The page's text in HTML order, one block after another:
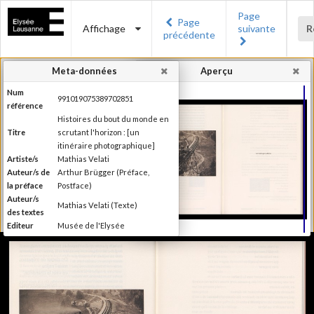
Affichage
Page
précédente
Page
suivante
Aperçu
Meta-données
Num
référence
991019075389702851
Titre
Histoires du bout du monde en
scrutant l'horizon : [un
itinéraire photographique]
Artiste/s
Mathias Velati
Auteur/s de
la préface
Arthur Brügger (Préface,
Postface)
Auteur/s
des textes
Mathias Velati (Texte)
Editeur
Musée de l'Elysée
Lieu
Lausanne
Recueil de textes de Mathias
Velati dialoguant avec 25 clichés